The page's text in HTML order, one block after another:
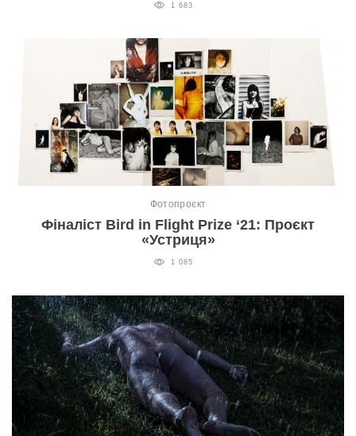
1 683
Фотопроєкт
Фіналіст Bird in Flight Prize ‘21: Проєкт
«Устриця»
1 085